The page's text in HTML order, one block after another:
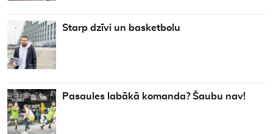
Starp dzīvi un basketbolu
Pasaules labākā komanda? Šaubu nav!